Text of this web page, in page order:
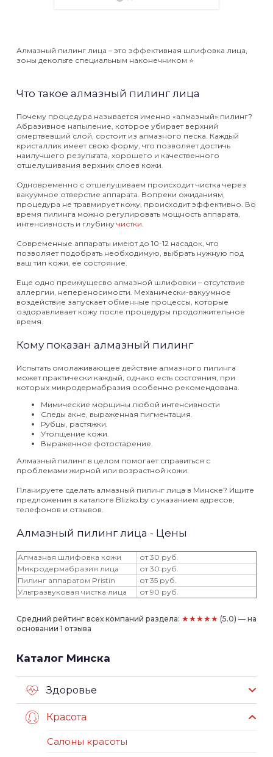
Алмазный пилинг лица – это эффективная шлифовка лица,
зоны декольте специальным наконечником ⭐️
Что такое алмазный пилинг лица
Почему процедура называется именно «алмазный» пилинг?
Абразивное напыление, которое убирает верхний
омертвевший слой, состоит из алмазного песка. Каждый
кристаллик имеет свою форму, что позволяет достичь
наилучшего результата, хорошего и качественного
отшелушивания верхних слоев кожи.
Одновременно с отшелушиваем происходит чистка через
вакуумное отверстие аппарата. Вопреки ожиданиям,
процедура не травмирует кожу, происходит эффективно. Во
время пилинга можно регулировать мощность аппарата,
интенсивность и глубину чистки.
Современные аппараты имеют до 10-12 насадок, что
позволяет подобрать необходимую, выбрать нужную под
ваш тип кожи, ее состояние.
Еще одно преимущесво алмазной шлифовки – отсутствие
аллергии, непереносимости. Механически-вакуумное
воздействие запускает обменные процессы, которые
оздоравливает кожу после процедуры продолжительное
время.
Кому показан алмазный пилинг
Испытать омолаживающее действие алмазного пилинга
может практически каждый, однако есть состояния, при
которых микродермабразия особенно рекомендована.
Мимические морщины любой интенсивности
Следы акне, выраженная пигментация.
Рубцы, растяжки.
Утолщение кожи.
Выраженное фотостарение.
Алмазный пилинг в целом помогает справиться с
проблемами жирной или возрастной кожи.
Планируете сделать алмазный пилинг лица в Минске? Ищите
предложения в каталоге Blizko.by с указанием адресов,
телефонов и отзывов.
Алмазный пилинг лица - Цены
Алмазная шлифовка кожи
от 30 руб.
Микродермабразия лица
от 30 руб.
Пилинг аппаратом Pristin
от 35 руб.
Ультразвуковая чистка лица
от 90 руб.
Средний рейтинг всех компаний раздела: ★★★★★ (5.0) — на
основании 1 отзыва
Каталог Минска
Здоровье
Красота
Салоны красоты